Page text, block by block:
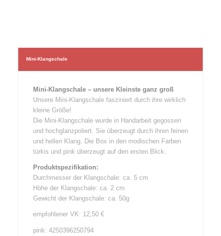
Mini-Klangschale
Mini-Klangschale – unsere Kleinste ganz groß
Unsere Mini-Klangschale fasziniert durch ihre wirklich
kleine Größe!
Die Mini-Klangschale wurde in Handarbeit gegossen
und hochglanzpoliert. Sie überzeugt durch ihren feinen
und hellen Klang. Die Box in den modischen Farben
türkis und pink überzeugt auf den ersten Blick.
Produktspezifikation:
Durchmesser der Klangschale: ca. 5 cm
Höhe der Klangschale: ca. 2 cm
Gewicht der Klangschale: ca. 50g
empfohlener VK: 12,50 €
pink: 4250396250794